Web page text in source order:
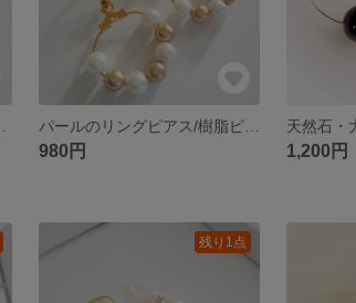
パールのリングピアス/樹脂ピアス/ノンホールピアス/イヤリング
980円 1,200円
残り1点